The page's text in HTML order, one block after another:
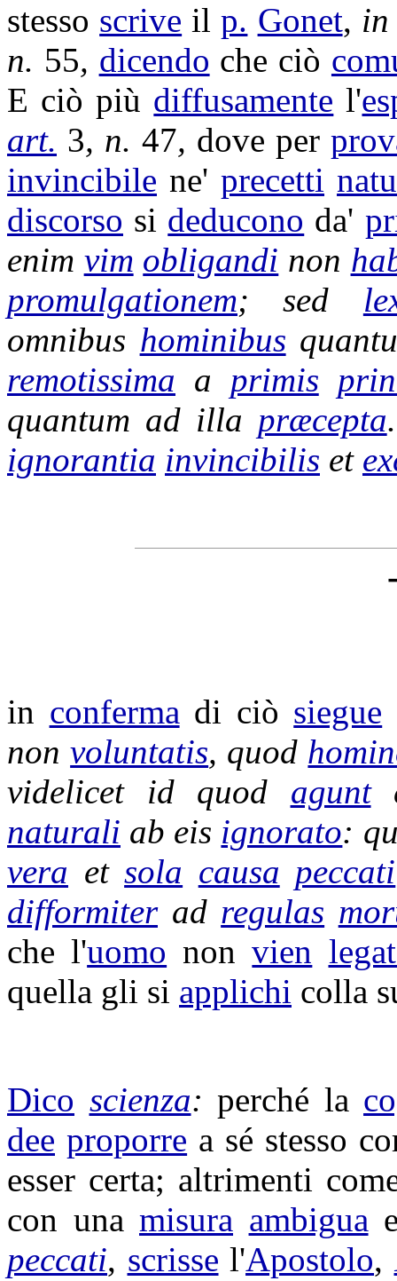
stesso scrive ilp. Gonet,
n. 55, dicendo che ciò
E ciò più diffusamente l'
art. 3, n. 47, dove per
invincibile ne'precetti
discorso si deducono da'
enim vim obligandi non
promulgationem; sed
omnibus hominibus
remotissima a primis
quantum ad illa præcepta
ignorantia invincibilis et
in conferma di ciò siegue
nonvoluntatis, quod
videlicet id quod agunt
naturali ab eis ignorato:
vera etsola causa peccati
difformiterad regulas
che l'uomo nonvien
quella gli si applichi colla
Dico scienza:perché la
dee proporre a sé stesso
esser certa; altrimenti
con unamisura ambigua
peccati, scrisse l'Apostolo,